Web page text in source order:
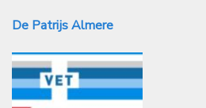
De Patrijs Almere